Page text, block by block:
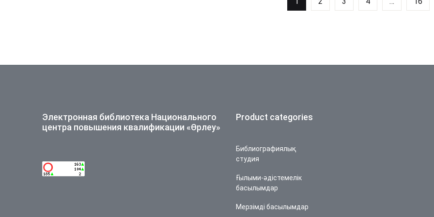
Электронная библиотека Национального
центра повышения квалификации «Өрлеу»
Product categories
Библиографиялық
студия
Ғылыми-әдістемелік
басылымдар
Мерзімді басылымдар